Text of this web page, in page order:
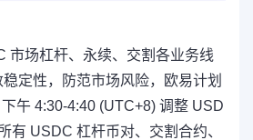
市场杠杆、永续、交割各业务线
定性，防范市场风险，欧易计划
午 4:30-4:40 (UTC+8) 调整 USD
有 USDC 杠杆币对、交割合约、